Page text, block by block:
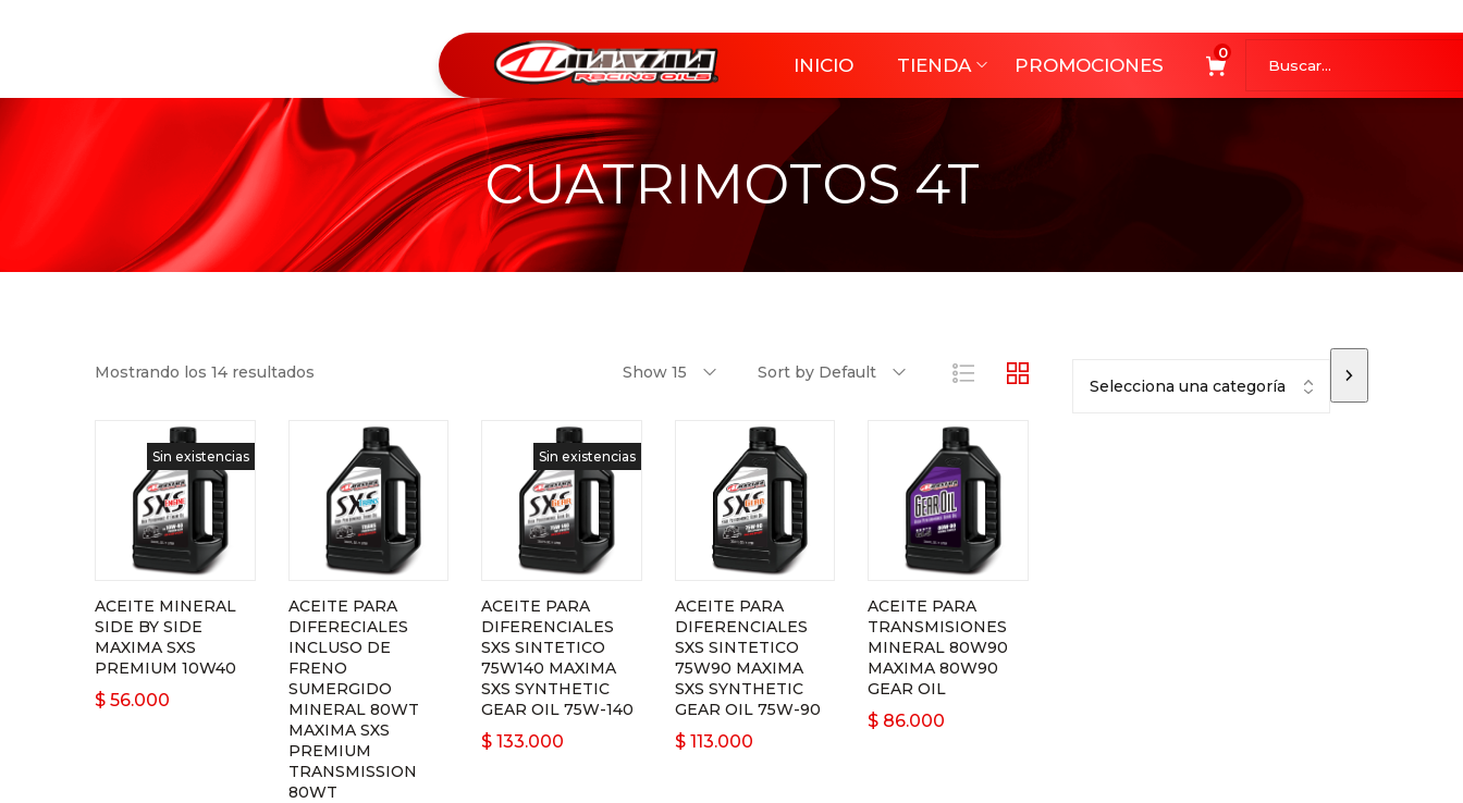
INICIO TIENDA PROMOCIONES
0
CUATRIMOTOS 4T
Mostrando los 14 resultados Show 15 Sort by Default
Sin existencias
ACEITE MINERAL
SIDE BY SIDE
MAXIMA SXS
PREMIUM 10W40
$ 56.000
ACEITE PARA
DIFERECIALES
INCLUSO DE
FRENO
SUMERGIDO
MINERAL 80WT
MAXIMA SXS
PREMIUM
TRANSMISSION
80WT
Sin existencias
ACEITE PARA
DIFERENCIALES
SXS SINTETICO
75W140 MAXIMA
SXS SYNTHETIC
GEAR OIL 75W-140
$ 133.000
ACEITE PARA
DIFERENCIALES
SXS SINTETICO
75W90 MAXIMA
SXS SYNTHETIC
GEAR OIL 75W-90
$113.000
ACEITE PARA
TRANSMISIONES
MINERAL 80W90
MAXIMA 80W90
GEAR OIL
$ 86.000